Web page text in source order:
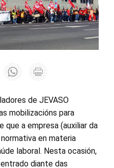
de JEVASO
mobilizacións para
que a empresa (auxiliar da
en materia
laboral. Nesta ocasión,
diante das